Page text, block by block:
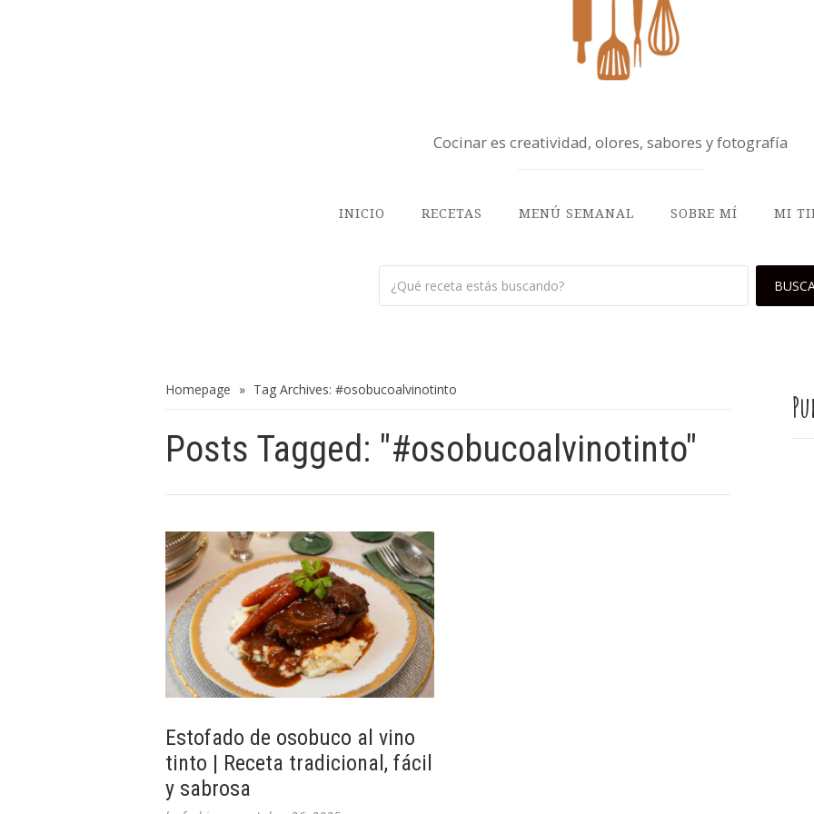
Cocinar es creatividad, olores, sabores y fotografía
INICIO RECETAS MENÚ SEMANAL SOBRE MÍ MI
Homepage » Tag Archives: #osobucoalvinotinto
Posts Tagged: "#osobucoalvinotinto"
Estofado de osobuco al vino
tinto | Receta tradicional, fácil
y sabrosa